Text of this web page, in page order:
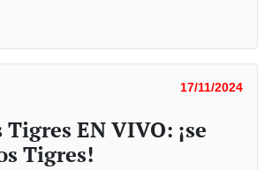
17/11/2024
Tigres EN VIVO: ¡se
Tigres!